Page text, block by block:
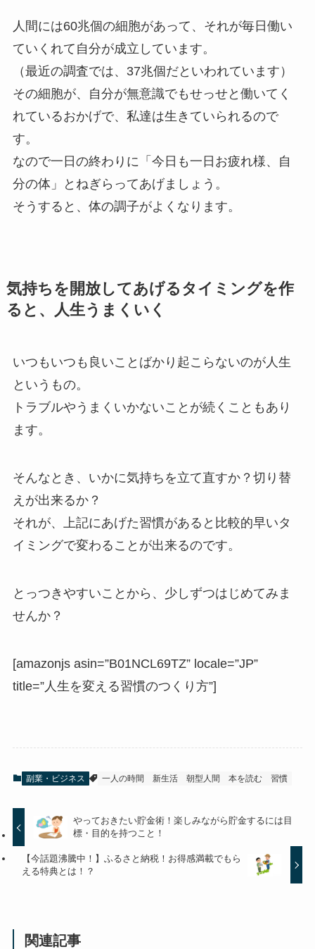
人間には60兆個の細胞があって、それが毎日働い
ていくれて自分が成立しています。
（最近の調査では、37兆個だといわれています）
その細胞が、自分が無意識でもせっせと働いてく
れているおかげで、私達は生きていられるので
す。
なので一日の終わりに「今日も一日お疲れ様、自
分の体」とねぎらってあげましょう。
そうすると、体の調子がよくなります。
気持ちを開放してあげるタイミングを作
ると、人生うまくいく
いつもいつも良いことばかり起こらないのが人生
というもの。
トラブルやうまくいかないことが続くこともあり
ます。
そんなとき、いかに気持ちを立て直すか？切り替
えが出来るか？
それが、上記にあげた習慣があると比較的早いタ
イミングで変わることが出来るのです。
とっつきやすいことから、少しずつはじめてみま
せんか？
[amazonjs asin=”B01NCL69TZ” locale=”JP”
title=”人生を変える習慣のつくり方”]
副業・ビジネス 一人の時間 新生活 朝型人間 本を読む 習慣
やっておきたい貯金術！楽しみながら貯金するには目
標・目的を持つこと！
【今話題沸騰中！】ふるさと納税！お得感満載でもら
える特典とは！？
関連記事